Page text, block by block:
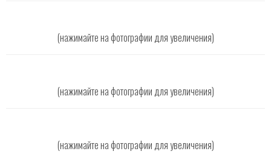
(нажимайте на фотографии для увеличения)
(нажимайте на фотографии для увеличения)
(нажимайте на фотографии для увеличения)